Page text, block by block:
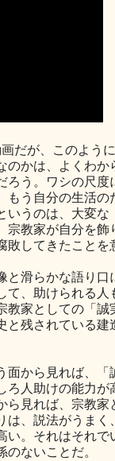
画だが、このよう
のかは、よくわか
う。ワシの尺度
もう自分の生活の
いうのは、大変
宗教家が自分を飾
してきたことを
と滑らかな語り口
て、助けられる人
教家としての「誠
と残されている建
面から見れば、「
ろ人助けの能力が
ら見れば、宗教家
は、説法がうまく
い。それはそれで
ないことだ。